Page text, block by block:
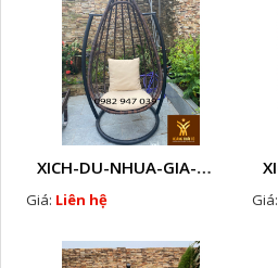
XICH-DU-NHUA-GIA-MAY-O2
Giá: Liên hệ Giá: